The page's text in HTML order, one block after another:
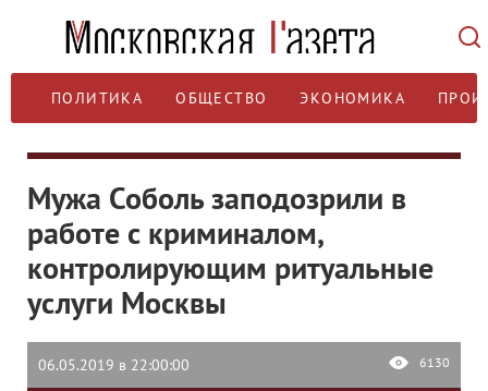
ПОЛИТИКА ОБЩЕСТВО ЭКОНОМИКА
Мужа Соболь заподозрили в
работе с криминалом,
контролирующим ритуальные
услуги Москвы
06.05.2019 в 22:00:00 6130